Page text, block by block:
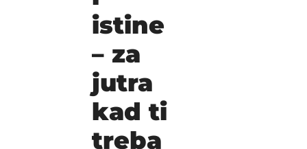
istine
– za
jutra
kad ti
treba